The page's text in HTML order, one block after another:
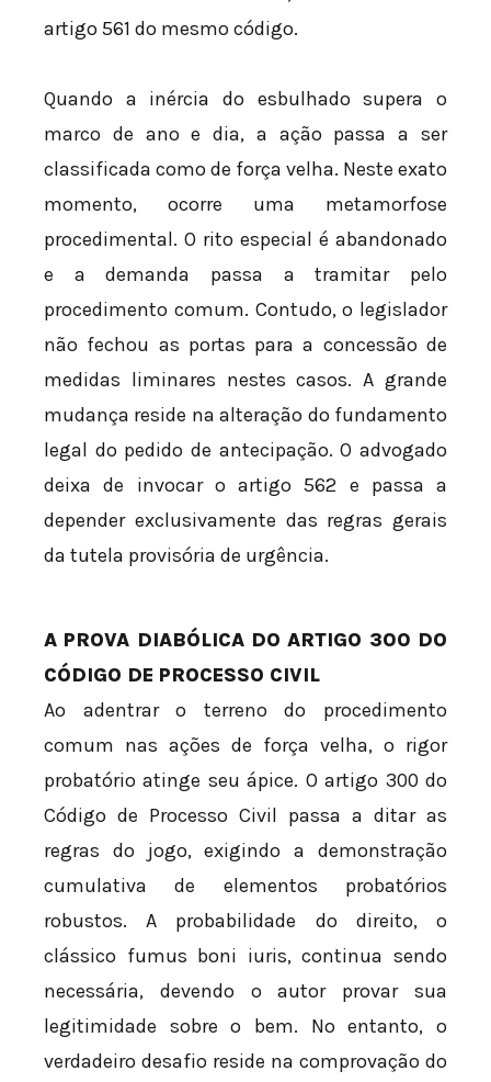
artigo 561 do mesmo código.
Quando a inércia do esbulhado supera o
marco de ano e dia, a ação passa a ser
classificada como de força velha. Neste exato
momento, ocorre uma metamorfose
procedimental. O rito especial é abandonado
e a demanda passa a tramitar pelo
procedimento comum. Contudo, o legislador
não fechou as portas para a concessão de
medidas liminares nestes casos. A grande
mudança reside na alteração do fundamento
legal do pedido de antecipação. O advogado
deixa de invocar o artigo 562 e passa a
depender exclusivamente das regras gerais
da tutela provisória de urgência.
A PROVA DIABÓLICA DO ARTIGO 300 DO
CÓDIGO DE PROCESSO CIVIL
Ao adentrar o terreno do procedimento
comum nas ações de força velha, o rigor
probatório atinge seu ápice. O artigo 300 do
Código de Processo Civil passa a ditar as
regras do jogo, exigindo a demonstração
cumulativa de elementos probatórios
robustos. A probabilidade do direito, o
clássico fumus boni iuris, continua sendo
necessária, devendo o autor provar sua
legitimidade sobre o bem. No entanto, o
verdadeiro desafio reside na comprovação do